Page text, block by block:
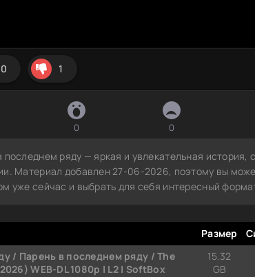
0 1
0 0
ряду — яркая и увлекательная история,
Материал добавлен 27-06-2026, поэтому вы
уже сейчас и выбрать для себя интересный
Размер
/ Парень в последнем ряду / The
WEB-DL 1080p | L2 | SoftBox
15.32
GB